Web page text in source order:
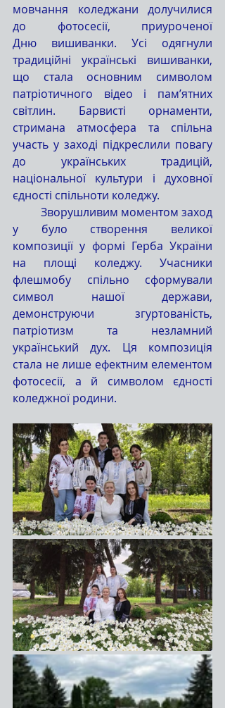
мовчання коледжани долучилися
до фотосесії, приуроченої
Дню вишиванки. Усі одягнули
традиційні українські вишиванки,
що стала основним символом
патріотичного відео і пам’ятних
світлин. Барвисті орнаменти,
стримана атмосфера та спільна
участь у заході підкреслили повагу
до українських традицій,
національної культури і духовної
єдності спільноти коледжу.
у було створення великої
композиції у формі Герба України
на площі коледжу. Учасники
флешмобу спільно сформували
символ нашої держави,
демонструючи згуртованість,
патріотизм та незламний
український дух. Ця композиція
стала не лише ефектним елементом
фотосесії, а й символом єдності
коледжної родини.